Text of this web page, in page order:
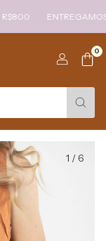
ENTREGAMOS PARA
0
1 /6